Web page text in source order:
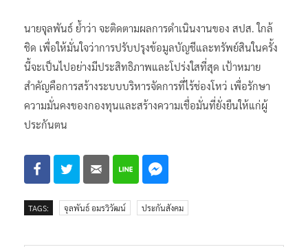
นายจุลพันธ์ ย้ำว่า จะติดตามผลการดำเนินงานของ สปส. ใกล้
ชิด เพื่อให้มั่นใจว่าการปรับปรุงข้อมูลบัญชีและทรัพย์สินในครั้ง
นี้จะเป็นไปอย่างมีประสิทธิภาพและโปร่งใสที่สุด เป้าหมาย
สำคัญคือการสร้างระบบบริหารจัดการที่ไร้ช่องโหว่ เพื่อรักษา
ความมั่นคงของกองทุนและสร้างความเชื่อมั่นที่ยั่งยืนให้แก่ผู้
ประกันตน
TAGS: จุลพันธ์ อมรวิวัฒน์ ประกันสังคม